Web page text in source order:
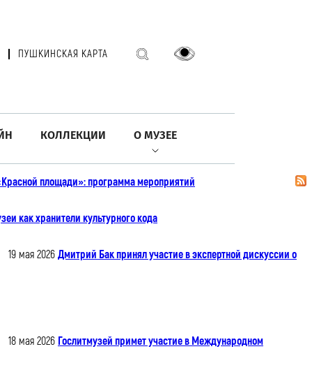
ПУШКИНСКАЯ КАРТА
КОЛЛЕКЦИИ О МУЗЕЕ
площади»: программа мероприятий
как хранители культурного кода
19 мая 2026 Дмитрий Бак принял участие в экспертной дискуссии о
18 мая 2026 Гослитмузей примет участие в Международном